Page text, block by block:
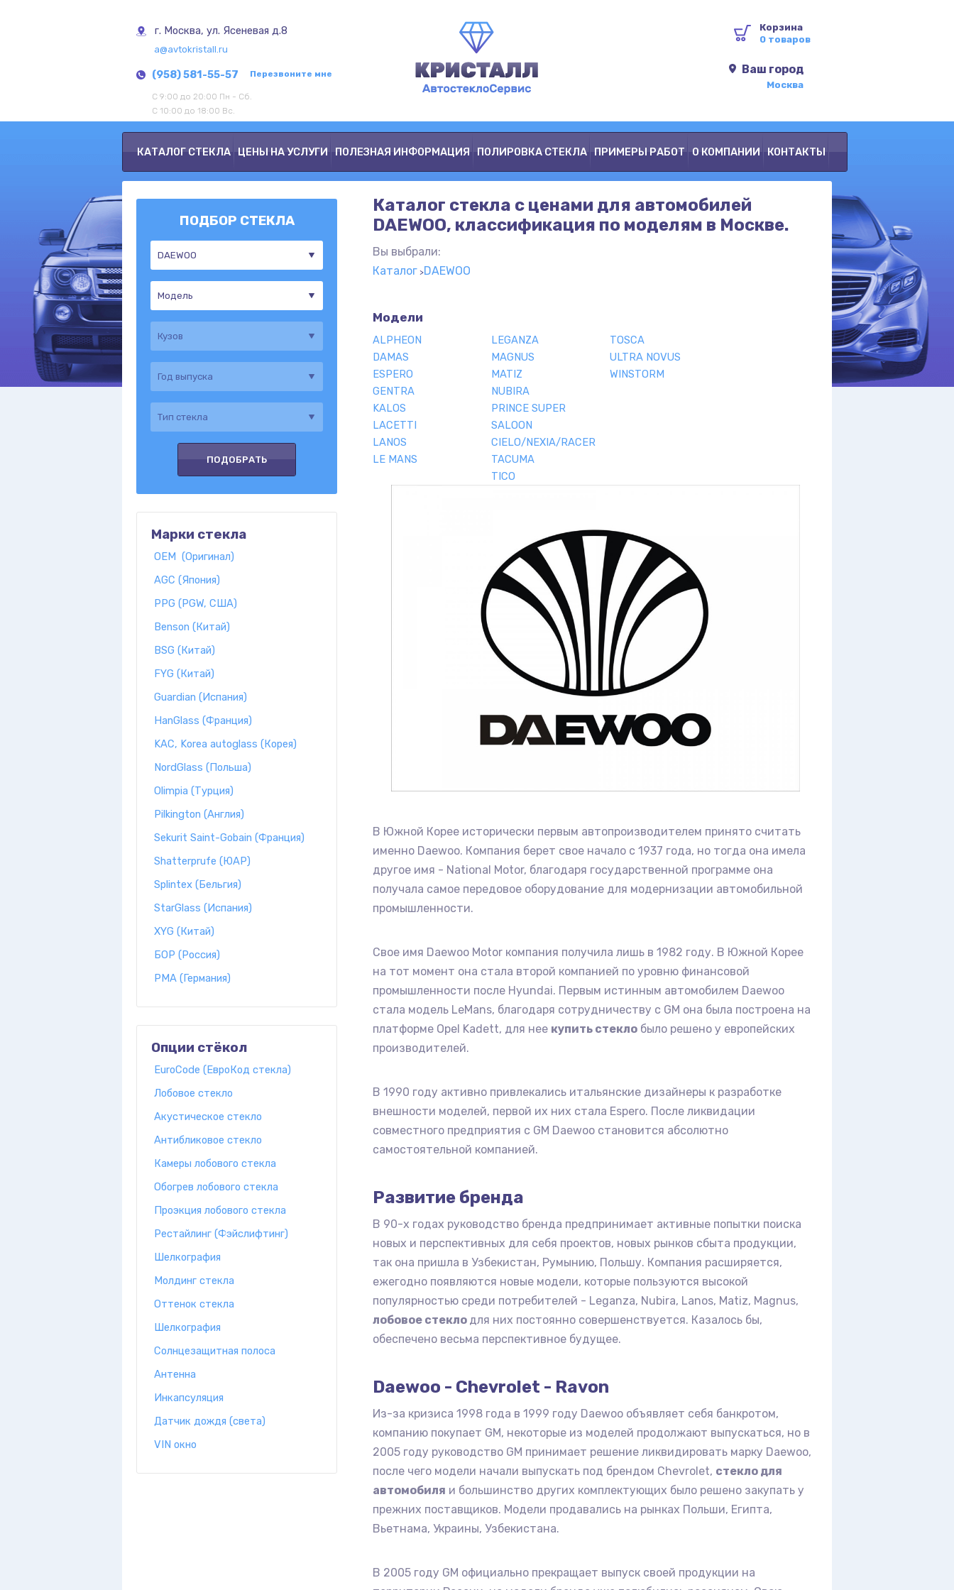
г. Москва, ул. Ясеневая д.8
a@avtokristall.ru
(958) 581-55-57 Перезвоните мне
С 9:00 до 20:00 Пн - Сб.
С 10:00 до 18:00 Вс.
Корзина
0 товаров
Ваш город
Москва
КАТАЛОГ СТЕКЛА ЦЕНЫ НА УСЛУГИ ПОЛЕЗНАЯ ИНФОРМАЦИЯ ПОЛИРОВКА СТЕКЛА ПРИМЕРЫ РАБОТ О КОМПАНИИ КОНТАКТЫ
ПОДБОР СТЕКЛА
Марки стекла
OEM (Оригинал)
AGC (Япония)
PPG (PGW, США)
Benson (Китай)
BSG (Китай)
FYG (Китай)
Guardian (Испания)
HanGlass (Франция)
KAC, Korea autoglass (Корея)
NordGlass (Польша)
Olimpia (Турция)
Pilkington (Англия)
Sekurit Saint-Gobain (Франция)
Shatterprufe (ЮАР)
Splintex (Бельгия)
StarGlass (Испания)
XYG (Китай)
БОР (Россия)
PMA (Германия)
Опции стёкол
EuroCode (ЕвроКод стекла)
Лобовое стекло
Акустическое стекло
Антибликовое стекло
Камеры лобового стекла
Обогрев лобового стекла
Проэкция лобового стекла
Рестайлинг (Фэйслифтинг)
Шелкография
Молдинг стекла
Оттенок стекла
Шелкография
Солнцезащитная полоса
Антенна
Инкапсуляция
Датчик дождя (света)
VIN окно
Каталог стекла с ценами для автомобилей
DAEWOO, классификация по моделям в Москве.
Вы выбрали:
Каталог DAEWOO
Модели
ALPHEON
DAMAS
ESPERO
GENTRA
KALOS
LACETTI
LANOS
LE MANS
LEGANZA
MAGNUS
MATIZ
NUBIRA
PRINCE SUPER
SALOON
CIELO/NEXIA/RACER
TACUMA
TICO
TOSCA
ULTRA NOVUS
WINSTORM
В Южной Корее исторически первым автопроизводителем принято считать
именно Daewoo. Компания берет свое начало с 1937 года, но тогда она имела
другое имя - National Motor, благодаря государственной программе она
получала самое передовое оборудование для модернизации автомобильной
промышленности.
Свое имя Daewoo Motor компания получила лишь в 1982 году. В Южной Корее
на тот момент она стала второй компанией по уровню финансовой
промышленности после Hyundai. Первым истинным автомобилем Daewoo
стала модель LeMans, благодаря сотрудничеству с GM она была построена на
платформе Opel Kadett, для нее купить стекло было решено у европейских
производителей.
В 1990 году активно привлекались итальянские дизайнеры к разработке
внешности моделей, первой их них стала Espero. После ликвидации
совместного предприятия с GM Daewoo становится абсолютно
самостоятельной компанией.
Развитие бренда
В 90-х годах руководство бренда предпринимает активные попытки поиска
новых и перспективных для себя проектов, новых рынков сбыта продукции,
так она пришла в Узбекистан, Румынию, Польшу. Компания расширяется,
ежегодно появляются новые модели, которые пользуются высокой
популярностью среди потребителей - Leganza, Nubira, Lanos, Matiz, Magnus,
лобовое стекло для них постоянно совершенствуется. Казалось бы,
обеспечено весьма перспективное будущее.
Daewoo - Chevrolet - Ravon
Из-за кризиса 1998 года в 1999 году Daewoo объявляет себя банкротом,
компанию покупает GM, некоторые из моделей продолжают выпускаться, но в
2005 году руководство GM принимает решение ликвидировать марку Daewoo,
после чего модели начали выпускать под брендом Chevrolet, стекло для
автомобиля и большинство других комплектующих было решено закупать у
прежних поставщиков. Модели продавались на рынках Польши, Египта,
Вьетнама, Украины, Узбекистана.
В 2005 году GM официально прекращает выпуск своей продукции на